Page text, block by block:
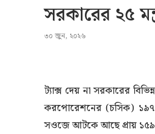
সরকারের ২৫
৩০ জুন, ২০২৬
ট্যাক্স দেয় না সরকারের
করপোরেশনের (চসিক) ১৯৭
সওজে আটকে আছে প্রায়